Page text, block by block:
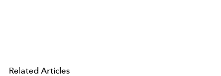
Related Articles